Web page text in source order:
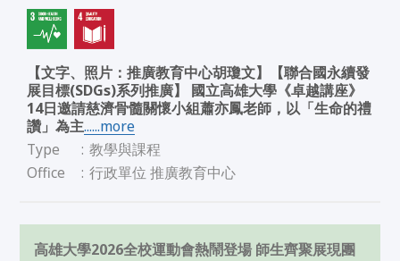
【文字、照片：推廣教育中心胡瓊文】【聯合國永續發
展目標(SDGs)系列推廣】 國立高雄大學《卓越講座》
14日邀請慈濟骨髓關懷小組蕭亦鳳老師，以「生命的禮
讚」為主......more
Type
: 教學與課程
Office
: 行政單位 推廣教育中心
高雄大學2026全校運動會熱鬧登場 師生齊聚展現團